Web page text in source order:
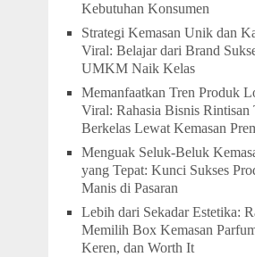
Kebutuhan Konsumen
Strategi Kemasan Unik dan
Viral: Belajar dari Brand
UMKM Naik Kelas
Memanfaatkan Tren Produk
Viral: Rahasia Bisnis Rintisan
Berkelas Lewat Kemasan
Menguak Seluk-Beluk
yang Tepat: Kunci Sukses
Manis di Pasaran
Lebih dari Sekadar Estetika:
Memilih Box Kemasan
Keren, dan Worth It